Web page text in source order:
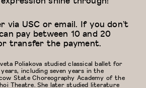
via USC or email. If you don’t
pay between 10 and 20
transfer the payment.
Poliakova studied classical ballet for
including seven years in the
State Choreography Academy of the
Theatre. She later studied literature